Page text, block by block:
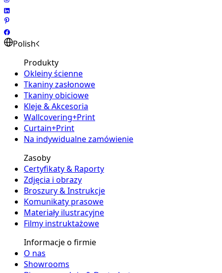
Polish
Produkty
Okleiny ścienne
Tkaniny zasłonowe
Tkaniny obiciowe
Kleje & Akcesoria
Wallcovering+Print
Curtain+Print
Na indywidualne zamówienie
Zasoby
Certyfikaty & Raporty
Zdjęcia i obrazy
Broszury & Instrukcje
Komunikaty prasowe
Materiały ilustracyjne
Filmy instruktażowe
Informacje o firmie
O nas
Showrooms